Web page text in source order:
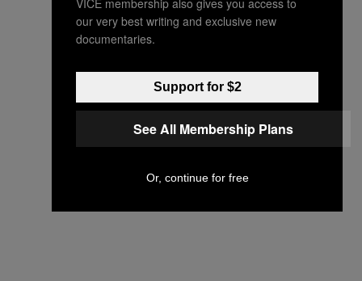
our very best writing and exclusive new
documentaries.
Support for $2
See All Membership Plans
Or, continue for free